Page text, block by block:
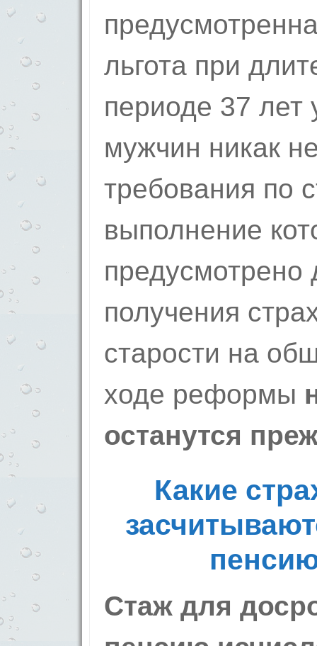
льгота при
периоде 37 лет
мужчин никак
требования по
выполнение
получения
старости на
ходе реформы
останутся
Какие
Стаж для